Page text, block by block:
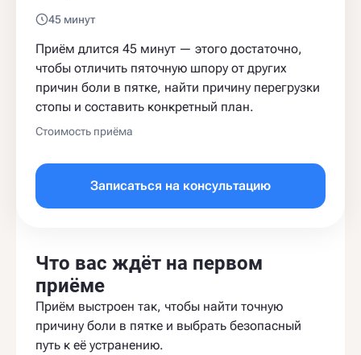
45 минут
Приём длится 45 минут — этого достаточно,
чтобы отличить пяточную шпору от других
причин боли в пятке, найти причину перегрузки
стопы и составить конкретный план.
Стоимость приёма
Записаться на консультацию
Что вас ждёт на первом
приёме
Приём выстроен так, чтобы найти точную
причину боли в пятке и выбрать безопасный
путь к её устранению.